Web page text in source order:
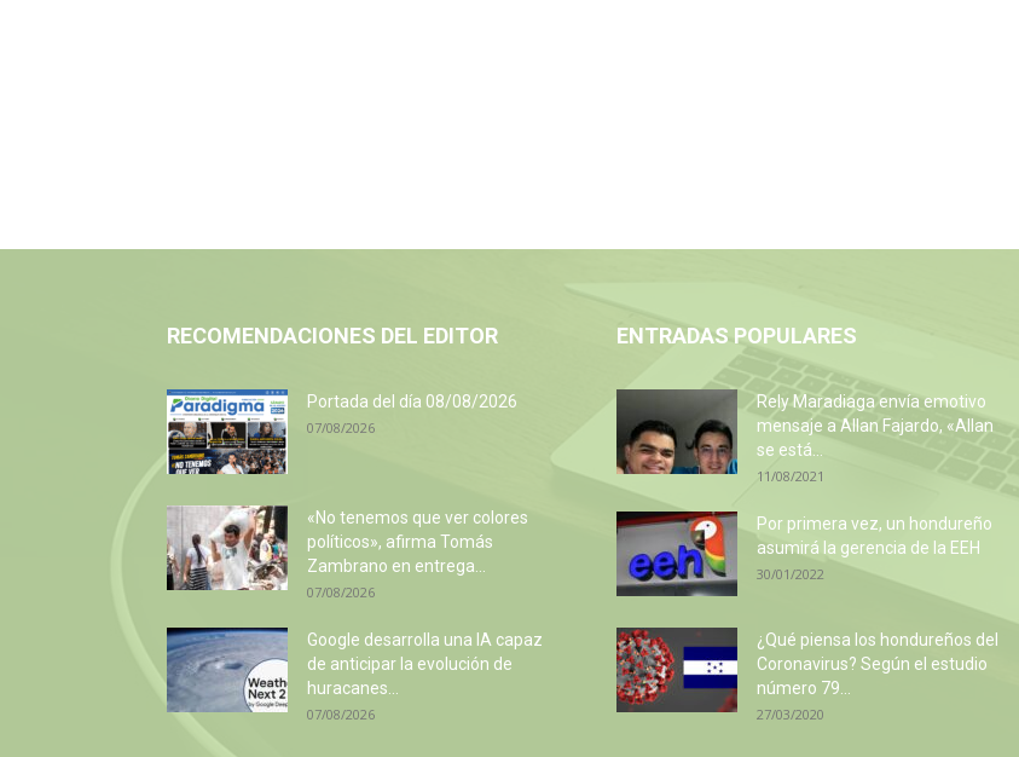
RECOMENDACIONES DEL EDITOR
Portada del día 08/08/2026
07/08/2026
«No tenemos que ver colores
políticos», afirma Tomás
Zambrano en entrega...
07/08/2026
Google desarrolla una IA capaz
de anticipar la evolución de
huracanes...
07/08/2026
ENTRADAS POPULARES
Rely Maradiaga envía emotivo
mensaje a Allan Fajardo, «Allan
se está...
11/08/2021
Por primera vez, un hondureño
asumirá la gerencia de la EEH
30/01/2022
¿Qué piensa los hondureños del
Coronavirus? Según el estudio
número 79...
27/03/2020